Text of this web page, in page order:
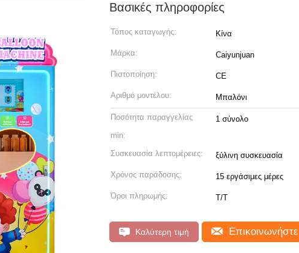
Βασικές πληροφορίες
Τόπος καταγωγής: Κίνα
Μάρκα: Caiyunjuan
Πιστοποίηση: CE
Αριθμό μοντέλου: Μπαλόνι
Ποσότητα παραγγελίας
min:
1 σύνολο
Συσκευασία λεπτομέρειες: ξύλινη συσκευασία
Χρόνος παράδοσης: 15 εργάσιμες μέρες
Όροι πληρωμής: Τ/Τ
Καλύτερη τιμή Επικοινωνήστε